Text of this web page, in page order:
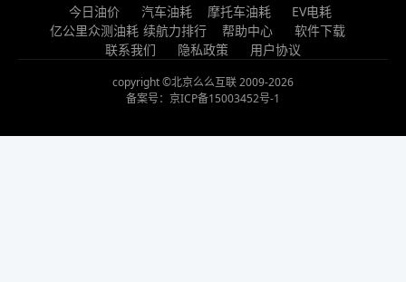
今日油价 汽车油耗 摩托车油耗
EV电耗
亿公里众测油耗 续航力排行 帮助中心
软件下载
联系我们
隐私政策 用户协议
copyright ©北京么么互联 2009-2026
备案号：京ICP备15003452号-1